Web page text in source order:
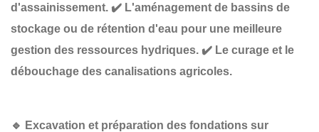
d'assainissement. ✔️ L'aménagement de bassins de
stockage ou de rétention d'eau pour une meilleure
gestion des ressources hydriques. ✔️ Le curage et le
débouchage des canalisations agricoles.
🔹 Excavation et préparation des fondations sur